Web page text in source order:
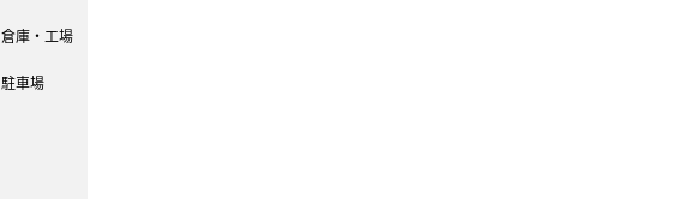
倉庫・工場
駐車場